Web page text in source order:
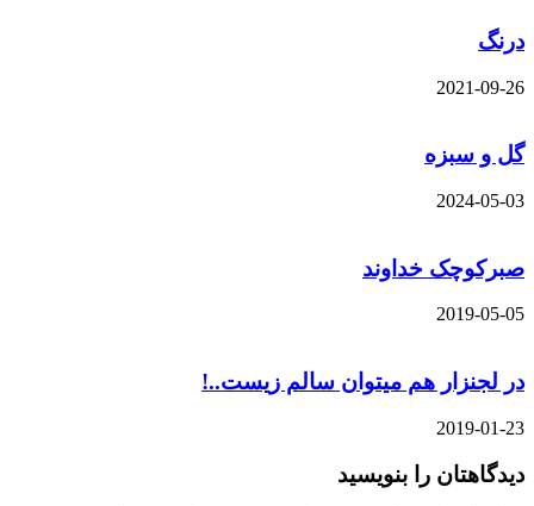
درنگ
2021-09-26
گل و سبزه
2024-05-03
صبرکوچک خداوند
2019-05-05
در لجنزار هم میتوان سالم زیست..!
2019-01-23
دیدگاهتان را بنویسید